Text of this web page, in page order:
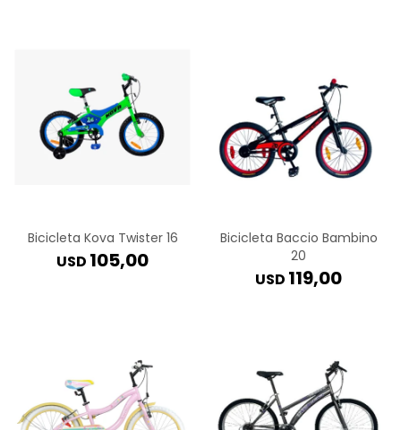
Bicicleta Kova Twister 16
USD 105,00
Bicicleta Baccio Bambino
20
USD 119,00